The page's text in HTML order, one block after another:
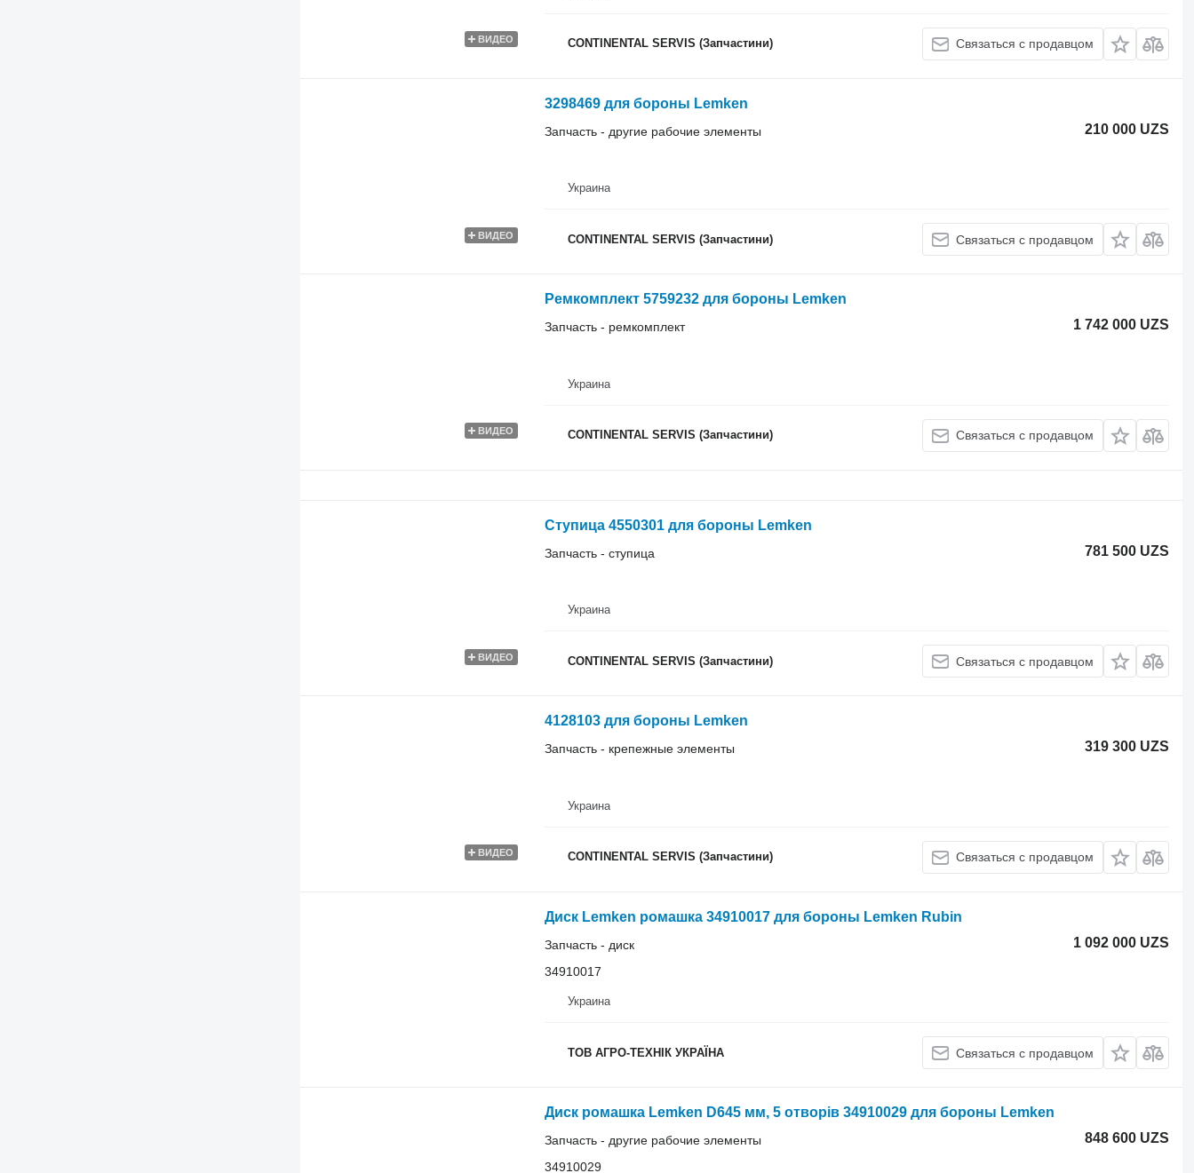
ВИДЕО CONTINENTAL SERVIS (Запчастини) Связаться с продавцом
ВИДЕО
3298469 для бороны Lemken
210 000 UZS
Запчасть - другие рабочие элементы
Украина
CONTINENTAL SERVIS (Запчастини) Связаться с продавцом
ВИДЕО
Ремкомплект 5759232 для бороны Lemken
1 742 000 UZS
Запчасть - ремкомплект
Украина
CONTINENTAL SERVIS (Запчастини) Связаться с продавцом
ВИДЕО
Ступица 4550301 для бороны Lemken
781 500 UZS
Запчасть - ступица
Украина
CONTINENTAL SERVIS (Запчастини) Связаться с продавцом
ВИДЕО
4128103 для бороны Lemken
319 300 UZS
Запчасть - крепежные элементы
Украина
CONTINENTAL SERVIS (Запчастини) Связаться с продавцом
Диск Lemken ромашка 34910017 для бороны Lemken Rubin
1 092 000 UZS
Запчасть - диск
34910017
Украина
ТОВ АГРО-ТЕХНІК УКРАЇНА Связаться с продавцом
Диск ромашка Lemken D645 мм, 5 отворів 34910029 для бороны Lemken
848 600 UZS
Запчасть - другие рабочие элементы
34910029